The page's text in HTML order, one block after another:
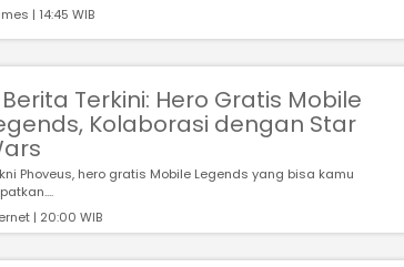
| 14:45 WIB
Terkini: Hero Gratis Mobile
Kolaborasi dengan Star
Phoveus, hero gratis Mobile Legends yang bisa kamu
| 20:00 WIB